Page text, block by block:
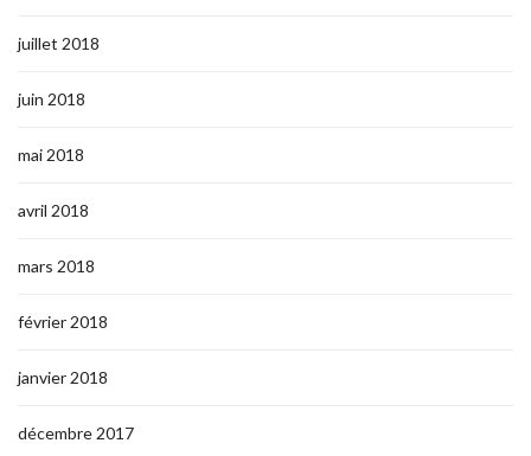
juillet 2018
juin 2018
mai 2018
avril 2018
mars 2018
février 2018
janvier 2018
décembre 2017